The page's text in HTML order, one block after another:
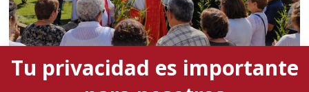
Tu privacidad es importante